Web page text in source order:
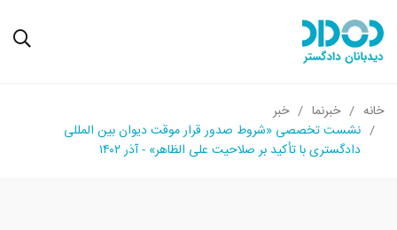
خانه خبرنما
خبر
نشست تخصصی «شروط صدور قرار موقت دیوان بین المللی
دادگستری با تأکید بر صلاحیت علی الظاهر» - آذر ۱۴۰۲